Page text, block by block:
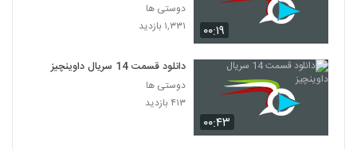
۰۰:۱۹
دوستی ها
۱,۳۳۱ بازدید
۰۰:۴۳
دانلود قسمت 14 سریال داوینچیز
دوستی ها
۴۱۳ بازدید